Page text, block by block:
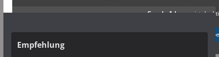
Google Adsense ist
✓ Erlauben
Empfehlung